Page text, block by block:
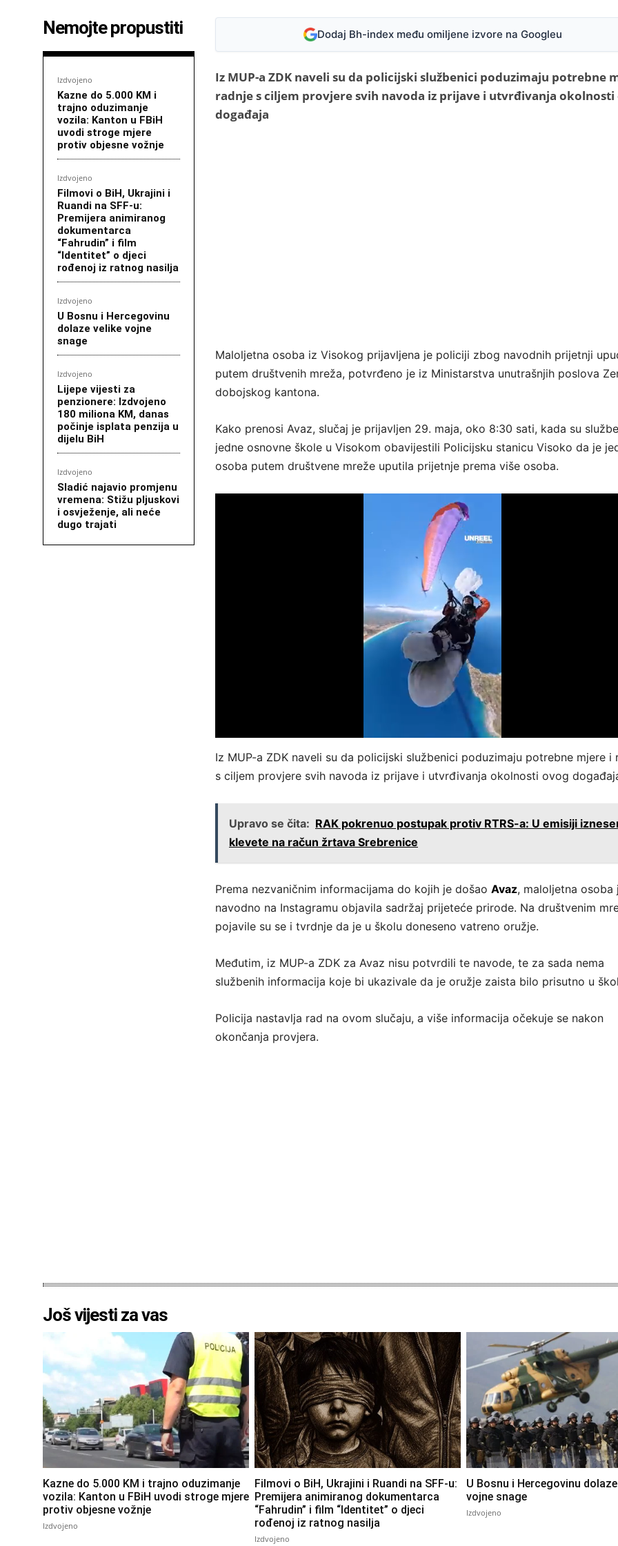
Nemojte propustiti
Izdvojeno
Kazne do 5.000 KM i
trajno oduzimanje
vozila: Kanton u FBiH
uvodi stroge mjere
protiv objesne vožnje
Izdvojeno
Filmovi o BiH, Ukrajini i
Ruandi na SFF-u:
Premijera animiranog
dokumentarca
“Fahrudin” i film
“Identitet” o djeci
rođenoj iz ratnog nasilja
Izdvojeno
U Bosnu i Hercegovinu
dolaze velike vojne
snage
Izdvojeno
Lijepe vijesti za
penzionere: Izdvojeno
180 miliona KM, danas
počinje isplata penzija u
dijelu BiH
Izdvojeno
Sladić najavio promjenu
vremena: Stižu pljuskovi
i osvježenje, ali neće
dugo trajati
Dodaj Bh-index među omiljene izvore na Googleu
Iz MUP-a ZDK naveli su da policijski službenici poduzimaju potrebne
radnje s ciljem provjere svih navoda iz prijave i utvrđivanja okolnosti
događaja
Maloljetna osoba iz Visokog prijavljena je policiji zbog navodnih prijetnji
putem društvenih mreža, potvrđeno je iz Ministarstva unutrašnjih poslova
dobojskog kantona.
Kako prenosi Avaz, slučaj je prijavljen 29. maja, oko 8:30 sati, kada su
jedne osnovne škole u Visokom obavijestili Policijsku stanicu Visoko da je
osoba putem društvene mreže uputila prijetnje prema više osoba.
Iz MUP-a ZDK naveli su da policijski službenici poduzimaju potrebne mjere i
s ciljem provjere svih navoda iz prijave i utvrđivanja okolnosti ovog
Upravo se čita: RAK pokrenuo postupak protiv RTRS-a: U emisiji
klevete na račun žrtava Srebrenice
Prema nezvaničnim informacijama do kojih je došao Avaz, maloljetna osoba
navodno na Instagramu objavila sadržaj prijeteće prirode. Na društvenim
pojavile su se i tvrdnje da je u školu doneseno vatreno oružje.
Međutim, iz MUP-a ZDK za Avaz nisu potvrdili te navode, te za sada nema
službenih informacija koje bi ukazivale da je oružje zaista bilo prisutno u
Policija nastavlja rad na ovom slučaju, a više informacija očekuje se nakon
okončanja provjera.
Još vijesti za vas
Kazne do 5.000 KM i trajno oduzimanje
vozila: Kanton u FBiH uvodi stroge mjere
protiv objesne vožnje
Izdvojeno
Filmovi o BiH, Ukrajini i Ruandi na SFF-u:
Premijera animiranog dokumentarca
“Fahrudin” i film “Identitet” o djeci
rođenoj iz ratnog nasilja
Izdvojeno
U Bosnu i Hercegovinu
vojne snage
Izdvojeno